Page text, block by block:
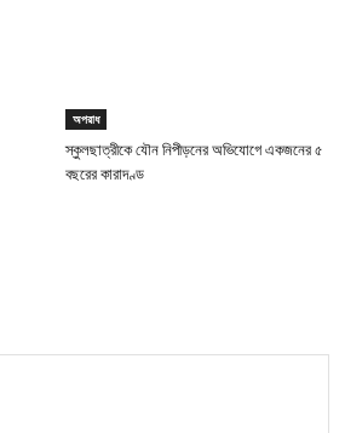
অপরাধ
স্কুলছাত্রীকে যৌন নিপীড়নের অভিযোগে একজনের ৫
বছরের কারাদণ্ড